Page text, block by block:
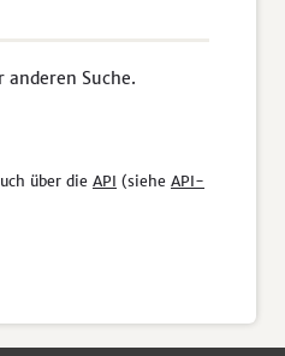
Suche.
über die API (siehe API-